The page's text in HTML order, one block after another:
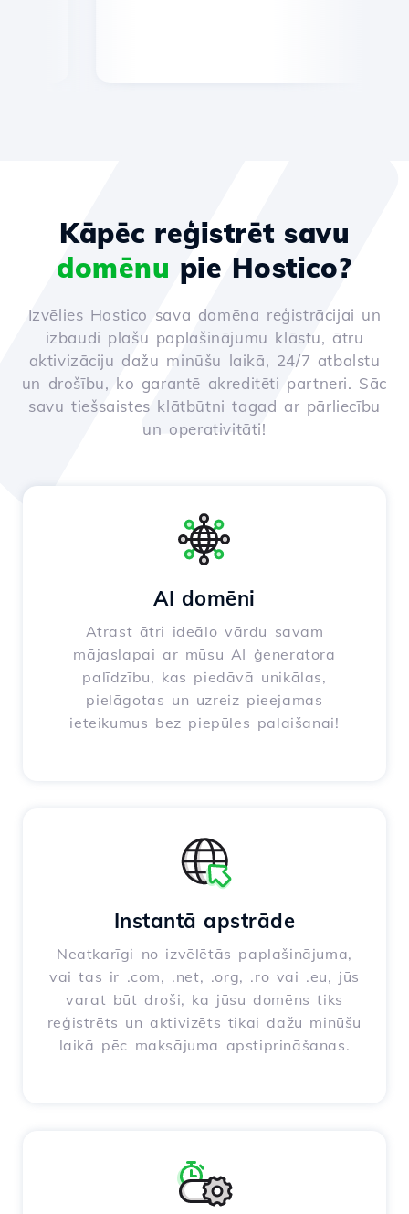
Kāpēc reģistrēt savu
domēnu pie Hostico?
Izvēlies Hostico sava domēna reģistrācijai un
izbaudi plašu paplašinājumu klāstu, ātru
aktivizāciju dažu minūšu laikā, 24/7 atbalstu
un drošību, ko garantē akreditēti partneri. Sāc
savu tiešsaistes klātbūtni tagad ar pārliecību
un operativitāti!
AI domēni
Atrast ātri ideālo vārdu savam
mājaslapai ar mūsu AI ģeneratora
palīdzību, kas piedāvā unikālas,
pielāgotas un uzreiz pieejamas
ieteikumus bez piepūles palaišanai!
Instantā apstrāde
Neatkarīgi no izvēlētās paplašinājuma,
vai tas ir .com, .net, .org, .ro vai .eu, jūs
varat būt droši, ka jūsu domēns tiks
reģistrēts un aktivizēts tikai dažu minūšu
laikā pēc maksājuma apstiprināšanas.